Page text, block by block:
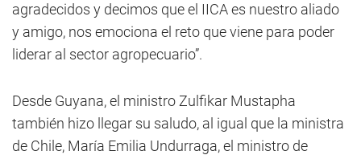
agradecidos y decimos que el IICA es nuestro aliado
y amigo, nos emociona el reto que viene para poder
liderar al sector agropecuario”.
Desde Guyana, el ministro Zulfikar Mustapha
también hizo llegar su saludo, al igual que la ministra
de Chile, María Emilia Undurraga, el ministro de